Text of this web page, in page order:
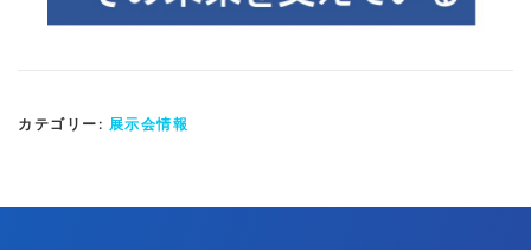
カテゴリー: 展示会情報